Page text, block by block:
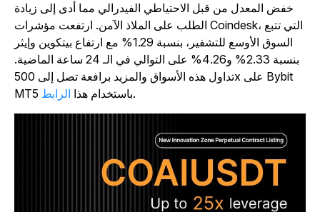
خفض المعدل من قبل الاحتياطي الفيدرالي مما أدى إلى زيادة
الطلب على الملاذ الآمن. ارتفعت مؤشرات Coindesk، التي تتبع
السوق الأوسع للتشفير، بنسبة 1.29% مع ارتفاع بيتكوين وإيثر
بنسبة 2.33% و4.26% على التوالي في الـ 24 ساعة الماضية.
تداول هذه الأسواق والمزيد برافعة تصل إلى 500x على Bybit
MT5 باستخدام هذا الرابط